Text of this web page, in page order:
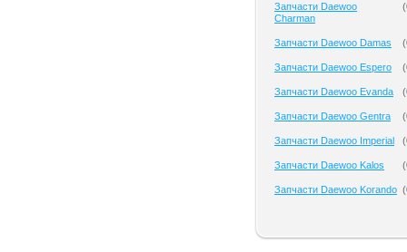
Запчасти Daewoo
Charman
(
Запчасти Daewoo Damas (
Запчасти Daewoo Espero (
Запчасти Daewoo Evanda (
Запчасти Daewoo Gentra (
Запчасти Daewoo Imperial (
Запчасти Daewoo Kalos (
Запчасти Daewoo Korando (